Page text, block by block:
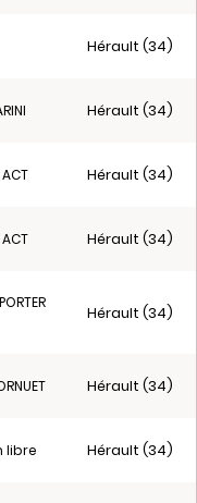
Hérault (34)
Hérault (34)
ACT Hérault (34)
ACT Hérault (34)
Hérault (34)
Hérault (34)
libre Hérault (34)